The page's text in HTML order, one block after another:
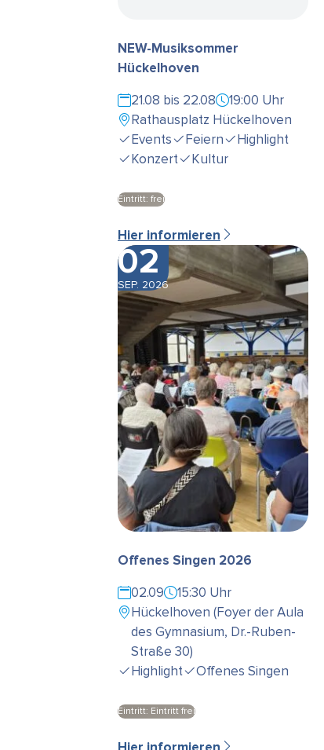
NEW-Musiksommer
Hückelhoven
21.08 bis 22.08
19:00 Uhr
Rathausplatz Hückelhoven
Events
Feiern
Highlight
Konzert
Kultur
Eintritt: frei
Hier informieren
02
SEP. 2026
Offenes Singen 2026
02.09
15:30 Uhr
Hückelhoven (Foyer der Aula
des Gymnasium, Dr.-Ruben-
Straße 30)
Highlight
Offenes Singen
Eintritt: Eintritt frei